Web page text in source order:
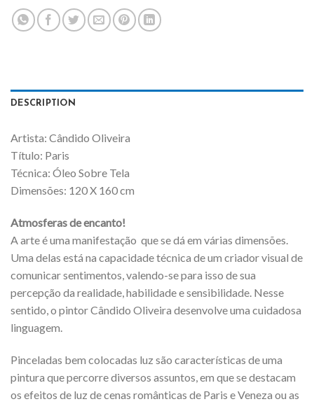
DESCRIPTION
Artista: Cândido Oliveira
Título: Paris
Técnica: Óleo Sobre Tela
Dimensões: 120 X 160 cm
Atmosferas de encanto!
A arte é uma manifestação que se dá em várias dimensões.
Uma delas está na capacidade técnica de um criador visual de
comunicar sentimentos, valendo-se para isso de sua
percepção da realidade, habilidade e sensibilidade. Nesse
sentido, o pintor Cândido Oliveira desenvolve uma cuidadosa
linguagem.
Pinceladas bem colocadas luz são características de uma
pintura que percorre diversos assuntos, em que se destacam
os efeitos de luz de cenas românticas de Paris e Veneza ou as